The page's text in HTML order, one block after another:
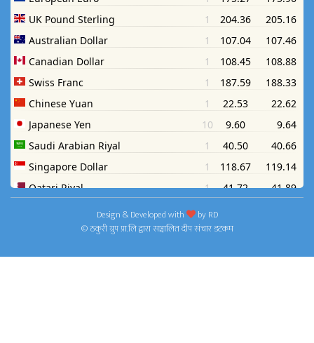
Design & Developed with byRD
© ठकुरी ग्रुप प्रा.लि द्वारा सञ्चालित दीप संचार डटकम